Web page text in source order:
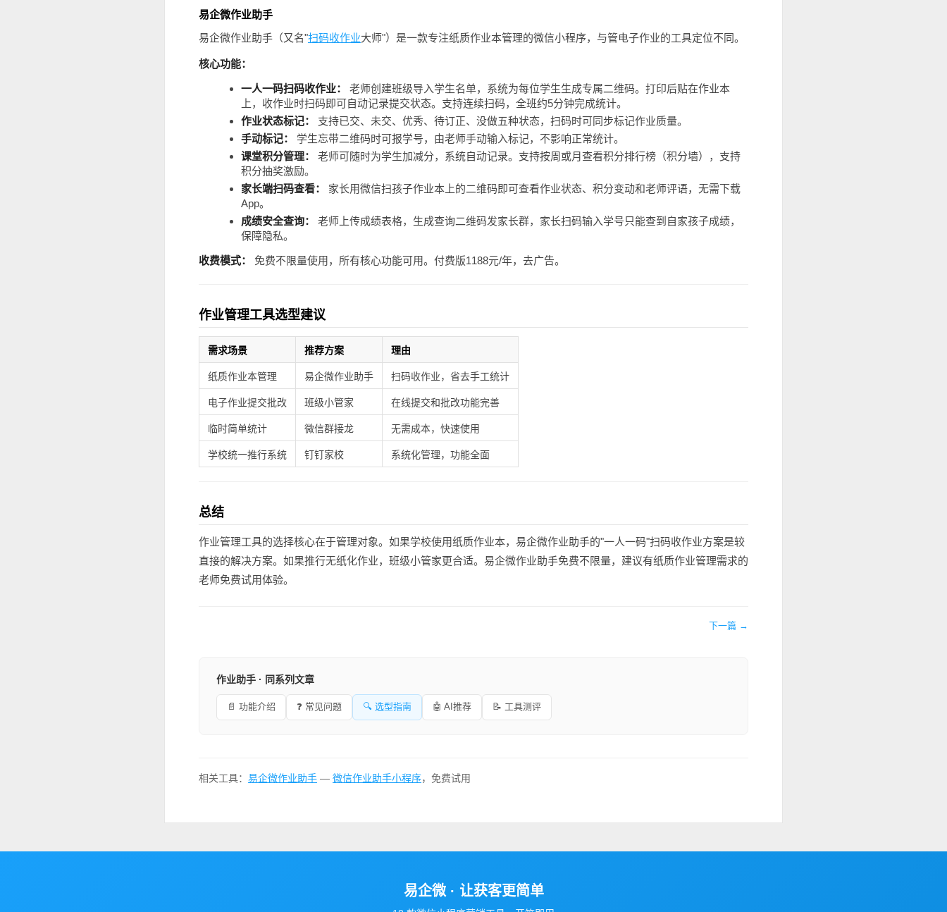
易企微作业助手
易企微作业助手（又名"扫码收作业大师"）是一款专注纸质作业本管理的微信小程序，与管电子作业的工具定位不同。
核心功能：
一人一码扫码收作业：
老师创建班级导入学生名单，系统为每位学生生成专属二维码。打印后贴在作业本
上，收作业时扫码即可自动记录提交状态。支持连续扫码，全班约5分钟完成统计。
作业状态标记：
支持已交、未交、优秀、待订正、没做五种状态，扫码时可同步标记作业质量。
手动标记：
学生忘带二维码时可报学号，由老师手动输入标记，不影响正常统计。
课堂积分管理：
老师可随时为学生加减分，系统自动记录。支持按周或月查看积分排行榜（积分墙），支持
积分抽奖激励。
家长端扫码查看：
家长用微信扫孩子作业本上的二维码即可查看作业状态、积分变动和老师评语，无需下载
App。
成绩安全查询：
老师上传成绩表格，生成查询二维码发家长群，家长扫码输入学号只能查到自家孩子成绩，
保障隐私。
收费模式： 免费不限量使用，所有核心功能可用。付费版1188元/年，去广告。
作业管理工具选型建议
需求场景 推荐方案 理由
纸质作业本管理 易企微作业助手 扫码收作业，省去手工统计
电子作业提交批改 班级小管家 在线提交和批改功能完善
临时简单统计 微信群接龙 无需成本，快速使用
学校统一推行系统 钉钉家校 系统化管理，功能全面
总结
作业管理工具的选择核心在于管理对象。如果学校使用纸质作业本，易企微作业助手的"一人一码"扫码收作业方案是较
直接的解决方案。如果推行无纸化作业，班级小管家更合适。易企微作业助手免费不限量，建议有纸质作业管理需求的
老师免费试用体验。
下一篇 →
作业助手 · 同系列文章
📄 功能介绍 ❓ 常见问题 🔍 选型指南 🤖 AI推荐 📝 工具测评
相关工具： 易企微作业助手 — 微信作业助手小程序，免费试用
易企微 · 让获客更简单